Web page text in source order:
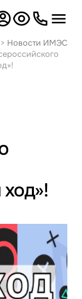
Версия
для слабовидящих
> Новости ИМЭС